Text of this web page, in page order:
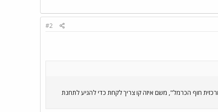
#2
לתחנת רכבת בת גלים בחיפה. אמרו לי שאני צריך לקחת קו 910 ואז אני יגיע ל"מרכזית חוף הכרמל", משם איזה קו צריך לקחת כדי להגיע לתחנת